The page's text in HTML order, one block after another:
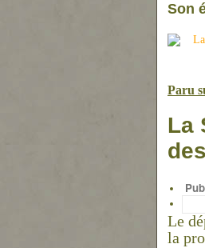
Son
Paru
La
Le
la